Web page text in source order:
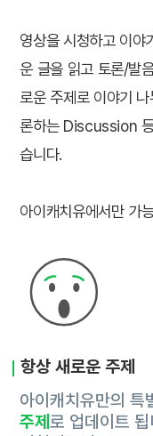
영상을 시청하고 이
운 글을 읽고 토론/발
로운 주제로 이야기
론하는 Discussion
습니다.
아이캐치유에서만 가
항상 새로운 주제
아이캐치유만의 특
주제로 업데이트